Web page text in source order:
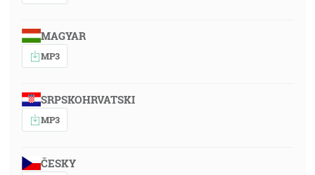
MAGYAR
MP3
SRPSKOHRVATSKI
MP3
ČESKY